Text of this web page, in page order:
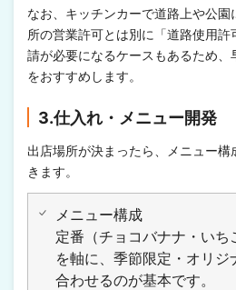
なお、キッチンカーで道路上や公園
所の営業許可とは別に「道路使用許
請が必要になるケースもあるため、
をおすすめします。
3.仕入れ・メニュー開発
出店場所が決まったら、メニュー
きます。
メニュー構成
定番（チョコバナナ・いち
を軸に、季節限定・オリジ
合わせるのが基本です。